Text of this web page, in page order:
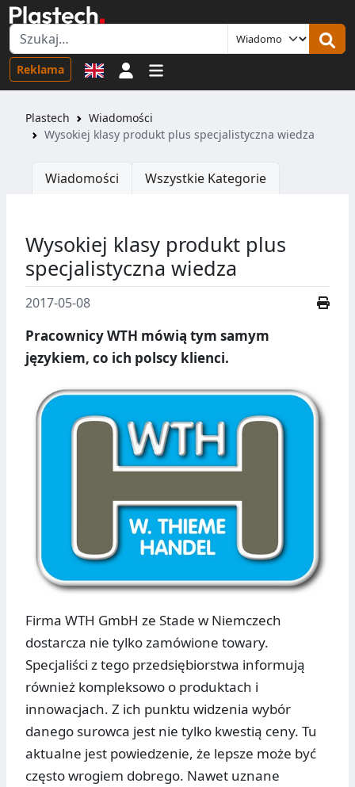
Reklama Logowanie
Plastech
Wiadomości
Wysokiej klasy produkt plus specjalistyczna wiedza
Wiadomości Wszystkie Kategorie
Wysokiej klasy produkt plus
specjalistyczna wiedza
2017-05-08
Pracownicy WTH mówią tym samym
językiem, co ich polscy klienci.
Firma WTH GmbH ze Stade w Niemczech
dostarcza nie tylko zamówione towary.
Specjaliści z tego przedsiębiorstwa informują
również kompleksowo o produktach i
innowacjach. Z ich punktu widzenia wybór
danego surowca jest nie tylko kwestią ceny. Tu
aktualne jest powiedzenie, że lepsze może być
często wrogiem dobrego. Nawet uznane